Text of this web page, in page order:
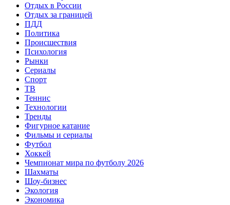
Отдых в России
Отдых за границей
ПДД
Политика
Происшествия
Психология
Рынки
Сериалы
Спорт
ТВ
Теннис
Технологии
Тренды
Фигурное катание
Фильмы и сериалы
Футбол
Хоккей
Чемпионат мира по футболу 2026
Шахматы
Шоу-бизнес
Экология
Экономика